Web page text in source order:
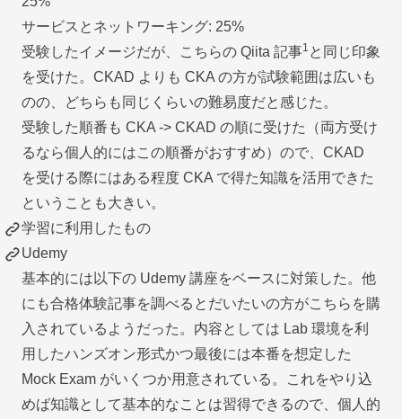
サービスとネットワーキング: 25%
受験したイメージだが、こちらの Qiita 記事1 と同じ印象
を受けた。CKAD よりも CKA の方が試験範囲は広いも
のの、どちらも同じくらいの難易度だと感じた。
受験した順番も CKA -> CKAD の順に受けた（両方受け
るなら個人的にはこの順番がおすすめ）ので、CKAD
を受ける際にはある程度 CKA で得た知識を活用できた
ということも大きい。
学習に利用したもの
Udemy
基本的には以下の Udemy 講座をベースに対策した。他
にも合格体験記事を調べるとだいたいの方がこちらを購
入されているようだった。内容としては Lab 環境を利
用したハンズオン形式かつ最後には本番を想定した
Mock Exam がいくつか用意されている。これをやり込
めば知識として基本的なことは習得できるので、個人的